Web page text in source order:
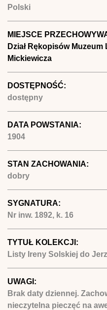
Polski
MIEJSCE
Dział Rękopisów
Mickiewicza
DOSTĘPNOŚĆ:
dostępny
DATA POWSTANIA:
1904
STAN ZACHOWANIA:
dobry
SYGNATURA:
Nr inw. 1892, k. 16
TYTUŁ KOLEKCJI:
Listy Ireny Solskiej do
UWAGI:
Brak daty dziennej.
nieczytelna pieczęć na